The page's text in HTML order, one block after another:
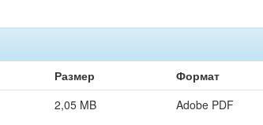
Размер
Формат
2,05 MB Adobe PDF